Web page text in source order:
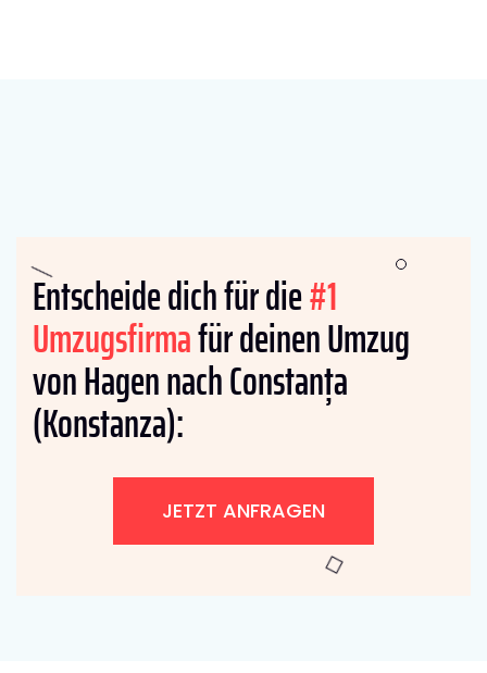
Entscheide dich für die#1
Umzugsfirmafür deinen Umzug
von Hagen nach Constanța
(Konstanza):
JETZT ANFRAGEN